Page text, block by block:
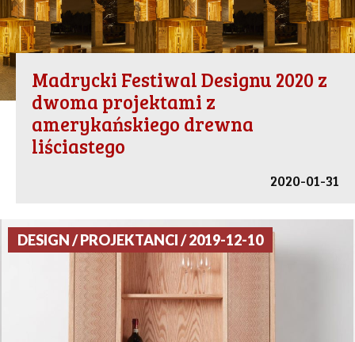
Madrycki Festiwal Designu 2020 z
dwoma projektami z
amerykańskiego drewna
liściastego
2020-01-31
DESIGN / PROJEKTANCI / 2019-12-10